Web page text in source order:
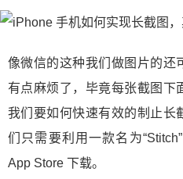
像微信的这种我们做图片的还
有点麻烦了，毕竟每张截图下
我们要如何快速有效的制止长
们只需要利用一款名为
App Store 下载。